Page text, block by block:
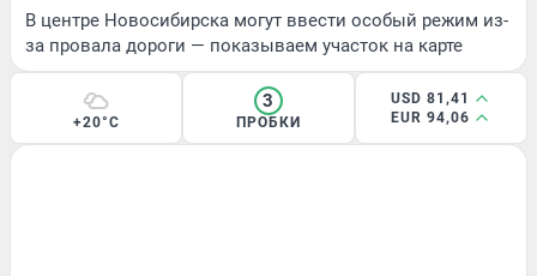
В центре Новосибирска могут ввести особый режим из-
за провала дороги — показываем участок на карте
+20°C
3
ПРОБКИ
USD 81,41
EUR 94,06